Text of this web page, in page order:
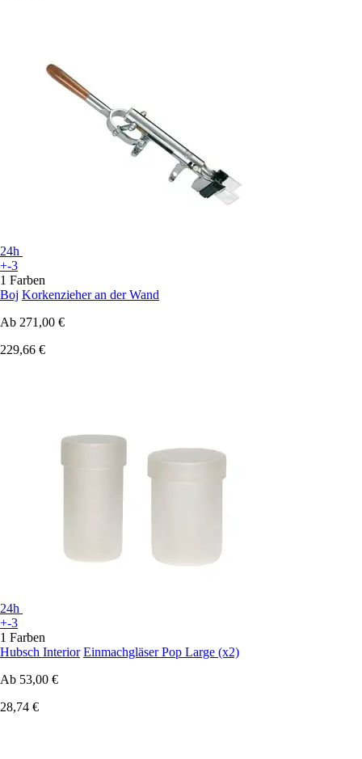
24h
+-3
1 Farben
Boj Korkenzieher an der Wand
Ab 271,00 €
229,66 €
24h
+-3
1 Farben
Hubsch Interior Einmachgläser Pop Large (x2)
Ab 53,00 €
28,74 €